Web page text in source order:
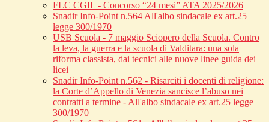
FLC CGIL - Concorso “24 mesi” ATA 2025/2026
Snadir Info-Point n.564 All'albo sindacale ex art.25
legge 300/1970
USB Scuola - 7 maggio Sciopero della Scuola. Contro
la leva, la guerra e la scuola di Valditara: una sola
riforma classista, dai tecnici alle nuove linee guida dei
licei
Snadir Info-Point n.562 - Risarciti i docenti di religione:
la Corte d’Appello di Venezia sancisce l’abuso nei
contratti a termine - All'albo sindacale ex art.25 legge
300/1970